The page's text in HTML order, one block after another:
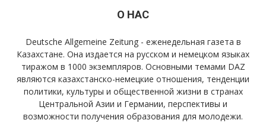
О НАС
Deutsche Allgemeine Zeitung - еженедельная газета в
Казахстане. Она издается на русском и немецком языках
тиражом в 1000 экземпляров. Основными темами DAZ
являются казахстанско-немецкие отношения, тенденции
политики, культуры и общественной жизни в странах
Центральной Азии и Германии, перспективы и
возможности получения образования для молодежи.